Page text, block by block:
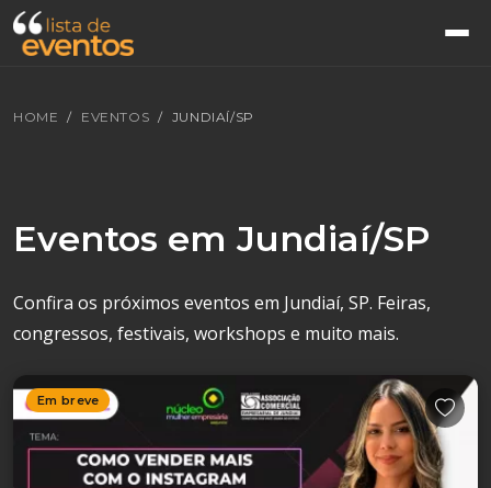
HOME EVENTOS JUNDIAÍ/SP
Eventos em Jundiaí/SP
Confira os próximos eventos em Jundiaí, SP. Feiras,
congressos, festivais, workshops e muito mais.
Em breve